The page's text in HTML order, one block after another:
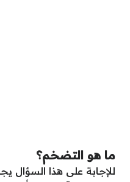
ما هو التضخم؟
للإجابة على هذا السؤال